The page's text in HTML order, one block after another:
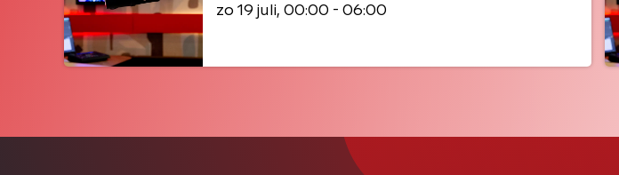
zo 19 juli 00:00 - 06:00